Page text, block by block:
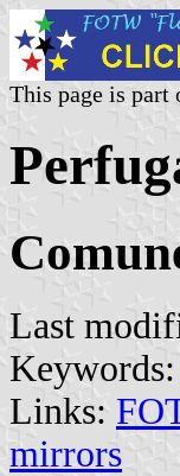
This page is
Last
Keywords:
Links:
mirrors